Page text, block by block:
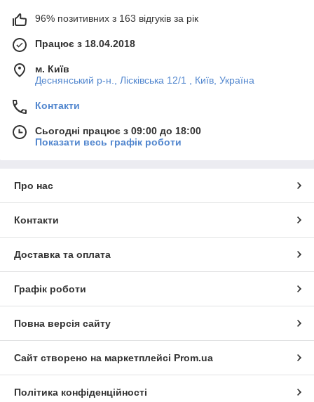
96% позитивних з 163 відгуків за рік
Працює з 18.04.2018
м. Київ
Деснянський р-н., Лісківська 12/1 , Київ, Україна
Контакти
Сьогодні працює з 09:00 до 18:00
Показати весь графік роботи
Про нас
Контакти
Доставка та оплата
Графік роботи
Повна версія сайту
Сайт створено на маркетплейсі Prom.ua
Політика конфіденційності